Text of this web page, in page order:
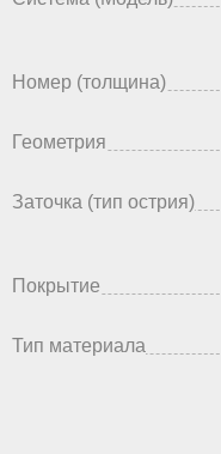
Номер (толщина)
Геометрия
Заточка (тип острия)
Покрытие
Тип материала